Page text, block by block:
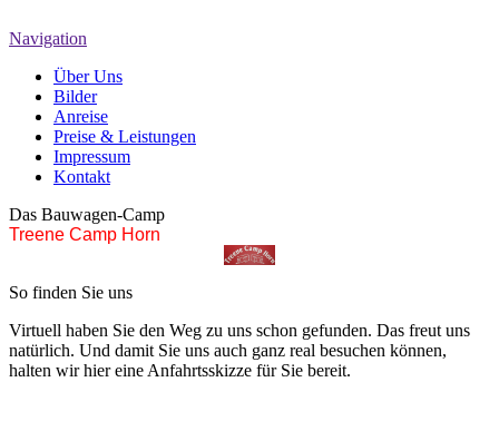
Navigation
Über Uns
Bilder
Anreise
Preise & Leistungen
Impressum
Kontakt
Das Bauwagen-Camp
Treene Camp Horn
So finden Sie uns
Virtuell haben Sie den Weg zu uns schon gefunden. Das freut uns
natürlich. Und damit Sie uns auch ganz real besuchen können,
halten wir hier eine Anfahrtsskizze für Sie bereit.